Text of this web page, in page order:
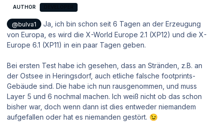
AUTHOR
@bulva1
Ja, ich bin schon seit 6 Tagen an der Erzeugung
von Europa, es wird die X-World Europe 2.1 (XP12) und die X-
Europe 6.1 (XP11) in ein paar Tagen geben.
Bei ersten Test habe ich gesehen, dass an Stränden, z.B. an
der Ostsee in Heringsdorf, auch etliche falsche footprints-
Gebäude sind. Die habe ich nun rausgenommen, und muss
Layer 5 und 6 nochmal machen. Ich weiß nicht ob das schon
bisher war, doch wenn dann ist dies entweder niemandem
aufgefallen oder hat es niemanden gestört. 😉